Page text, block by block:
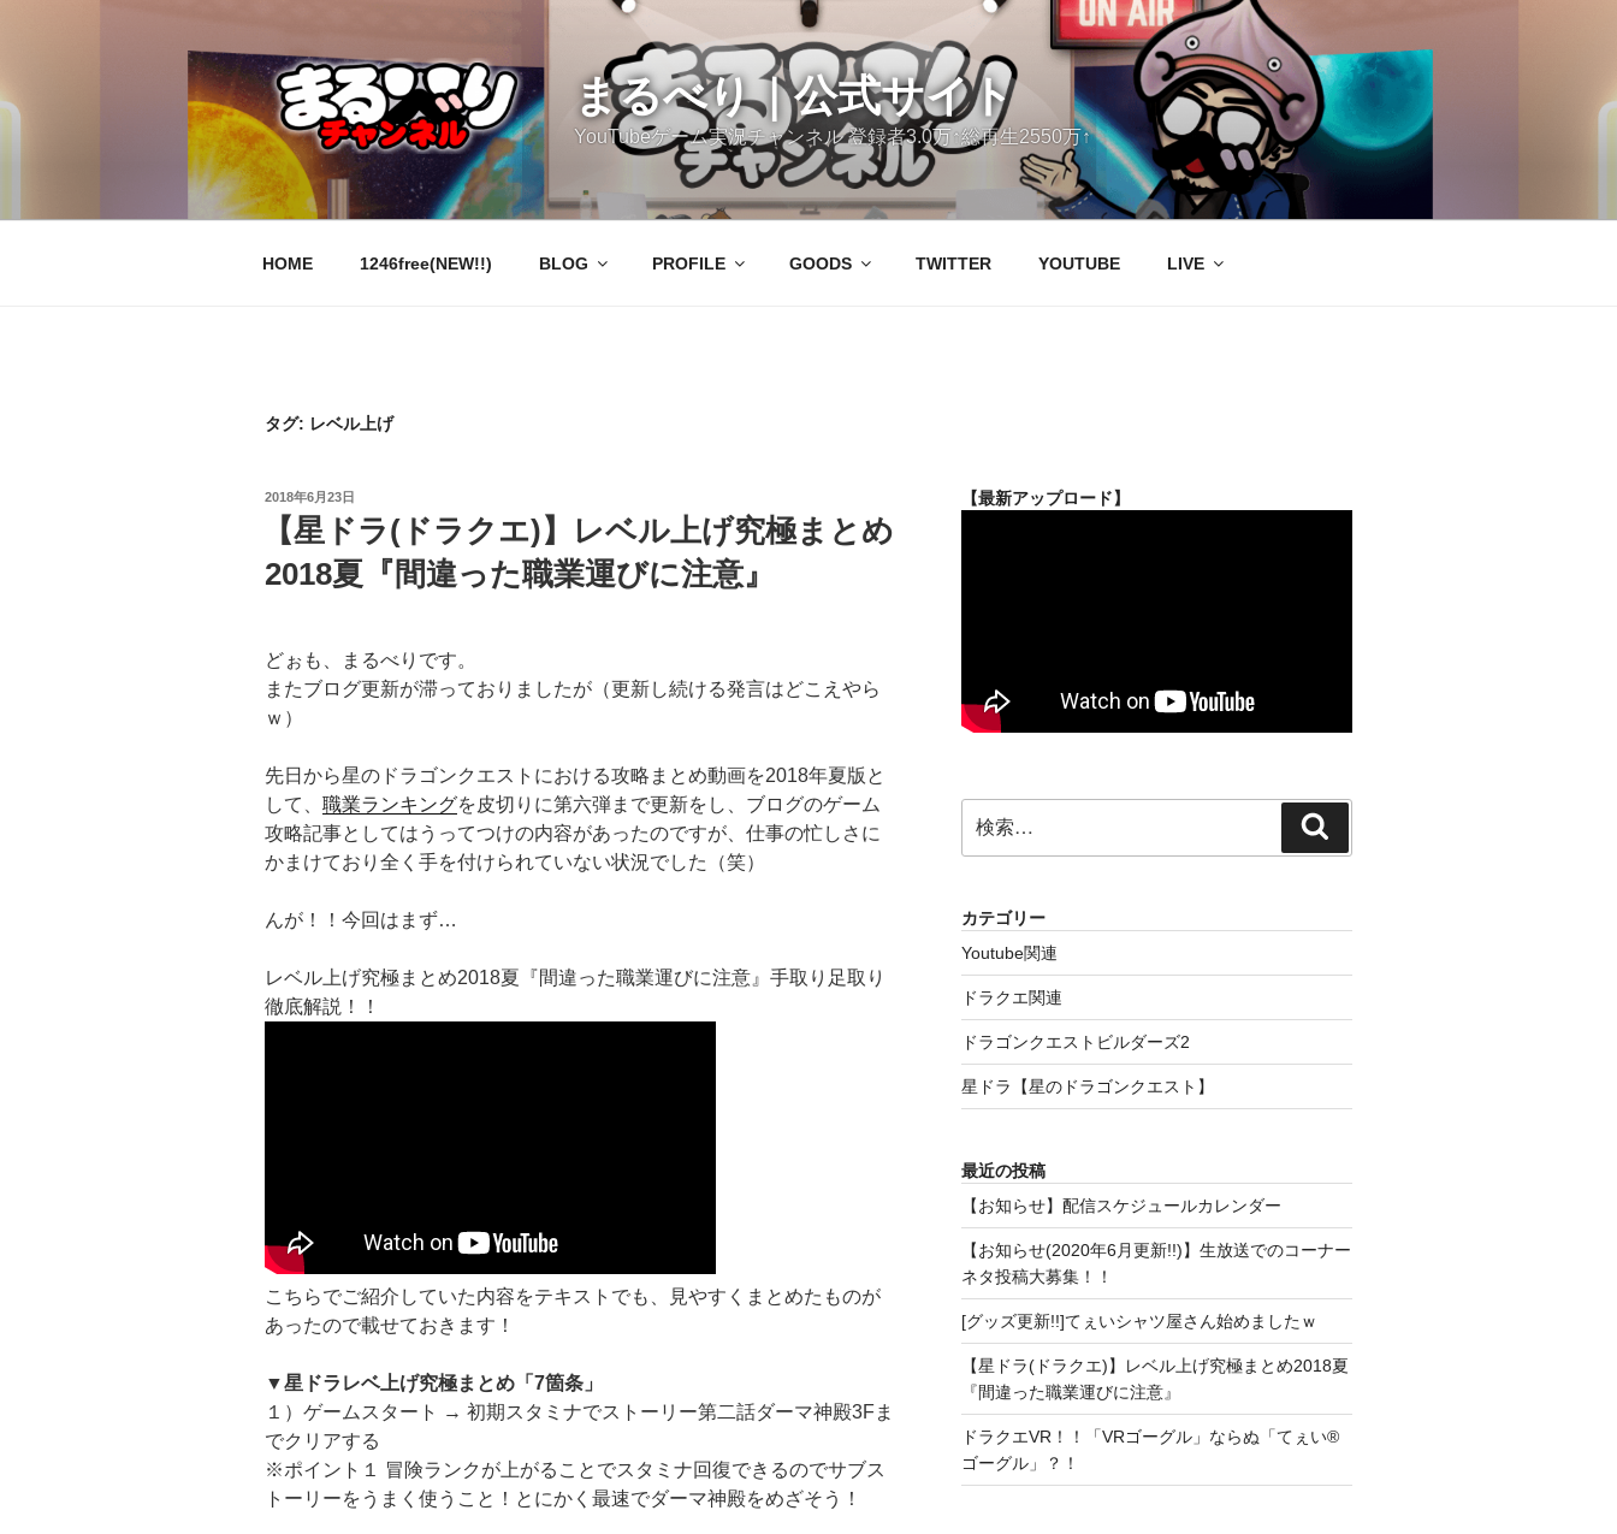
ン
キ
まるべり｜公式サイト
YouTubeゲーム実況チャンネル 登録者3.0万↑総再生2550万↑
HOME 1246free(NEW!!) BLOG PROFILE GOODS TWITTER YOUTUBE LIVE
タグ: レベル上げ
投
2018年6月23日
【星ドラ(ドラクエ)】レベル上げ究極まとめ
2018夏『間違った職業運びに注意』
どぉも、まるべりです。
またブログ更新が滞っておりましたが（更新し続ける発言はどこえやら
ｗ）
先日から星のドラゴンクエストにおける攻略まとめ動画を2018年夏版と
して、 職業ランキングを皮切りに第六弾まで更新をし、ブログのゲーム
攻略記事としてはうってつけの内容があったのですが、仕事の忙しさに
かまけており全く手を付けられていない状況でした（笑）
んが！！今回はまず…
レベル上げ究極まとめ2018夏『間違った職業運びに注意』手取り足取り
徹底解説！！
こちらでご紹介していた内容をテキストでも、見やすくまとめたものが
あったので載せておきます！
▼星ドラレベ上げ究極まとめ「7箇条」
１）ゲームスタート → 初期スタミナでストーリー第二話ダーマ神殿3Fま
でクリアする
※ポイント１ 冒険ランクが上がることでスタミナ回復できるのでサブス
トーリーをうまく使うこと！とにかく最速でダーマ神殿をめざそう！
【最新アップロード】
索:
索
カテゴリー
Youtube関連
ドラクエ関連
ドラゴンクエストビルダーズ2
星ドラ【星のドラゴンクエスト】
最近の投稿
【お知らせ】配信スケジュールカレンダー
【お知らせ(2020年6月更新!!)】生放送でのコーナー
ネタ投稿大募集！！
[グッズ更新!!]てぇいシャツ屋さん始めましたｗ
【星ドラ(ドラクエ)】レベル上げ究極まとめ2018夏
『間違った職業運びに注意』
ドラクエVR！！「VRゴーグル」ならぬ「てぇい®
ゴーグル」？！